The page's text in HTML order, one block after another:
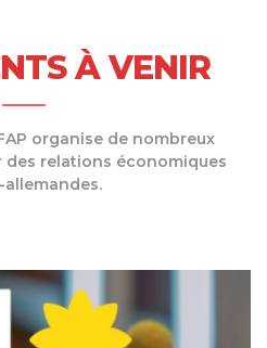
À VENIR
organise de nombreux
des relations économiques